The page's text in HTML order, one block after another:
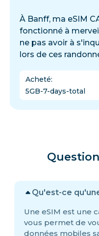
À Banff, ma eSIM
fonctionné à
ne pas avoir à
lors de ces
Acheté:
5GB-7-days-total
Qu'est-ce
Une eSIM est une
vous permet de
données mobiles